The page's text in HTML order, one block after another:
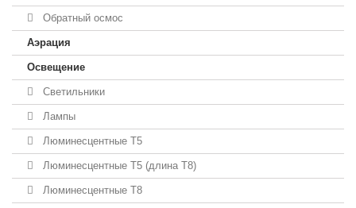
Обратный осмос
Аэрация
Освещение
Светильники
Лампы
Люминесцентные T5
Люминесцентные T5 (длина T8)
Люминесцентные T8